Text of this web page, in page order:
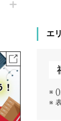
エ
※ ()
※